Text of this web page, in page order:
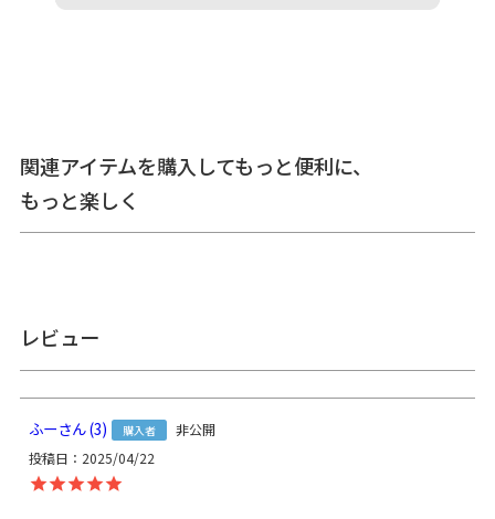
＞納期についてのご案内
ため個体差があります。
あらかじめご了承ください。
サイズ詳細
＜本体＞ 外寸：高さ11.5cm、幅17cm、マチ5cm
内寸：高さ9.5cm、幅14cm
関連アイテムを購入してもっと便利に、
もっと楽しく
レビュー
ふー 3 購入者
非公開
投稿日
2025/04/22